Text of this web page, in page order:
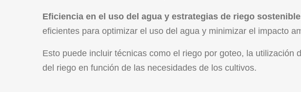
Eficiencia en el uso del agua y estrategias de riego
eficientes para optimizar el uso del agua y minimizar el impacto
Esto puede incluir técnicas como el riego por goteo, la utilización
del riego en función de las necesidades de los cultivos.